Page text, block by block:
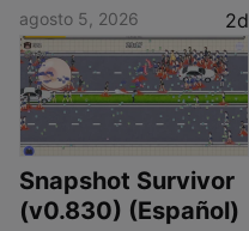
agosto 5, 2026 2d
Snapshot Survivor
(v0.830) (Español)